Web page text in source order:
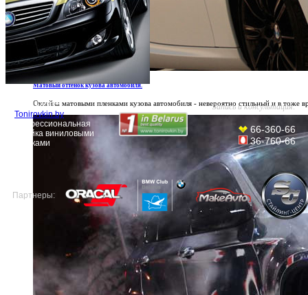
Матовый оттенок кузова автомобиля.
Оклейка матовыми пленками кузова автомобиля - невероятно стильный и в тоже
© 2011-2015
Tonirovkin.by
Профессиональная
оклейка виниловыми
пленками
Запись и консультация:
66-360-66
36-760-66
Партнеры: